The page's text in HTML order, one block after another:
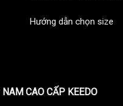
Hướng dẫn chọn size
NAM CAO CẤP KEEDO